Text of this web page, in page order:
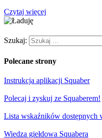
Czytaj więcej
Szukaj:
Polecane strony
Instrukcja aplikacji Squaber
Polecaj i zyskuj ze Squaberem!
Lista wskaźników dostępnych
Wiedza giełdowa Squabera